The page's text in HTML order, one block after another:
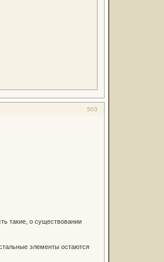
503
такие, о существовании
элементы остаются